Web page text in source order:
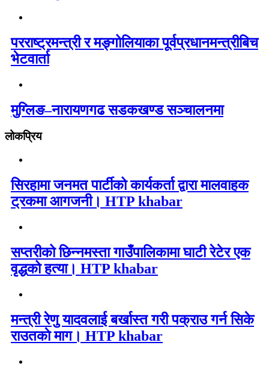
परराष्ट्रमन्त्री र मङ्गोलियाका पूर्वप्रधानमन्त्रीबिच
भेटवार्ता
मुग्लिङ–नारायणगढ सडकखण्ड सञ्चालनमा
लोकप्रिय
सिरहामा जनमत पार्टीको कार्यकर्ता द्वारा मालवाहक
ट्रकमा आगजनी। HTP khabar
सप्तरीको छिन्नमस्ता गाउँपालिकामा घाटी रेटेर एक
वृद्धको हत्या। HTP khabar
मन्त्री रेणु यादवलाई बर्खास्त गरी पक्राउ गर्न सिके
राउतकाे माग। HTP khabar